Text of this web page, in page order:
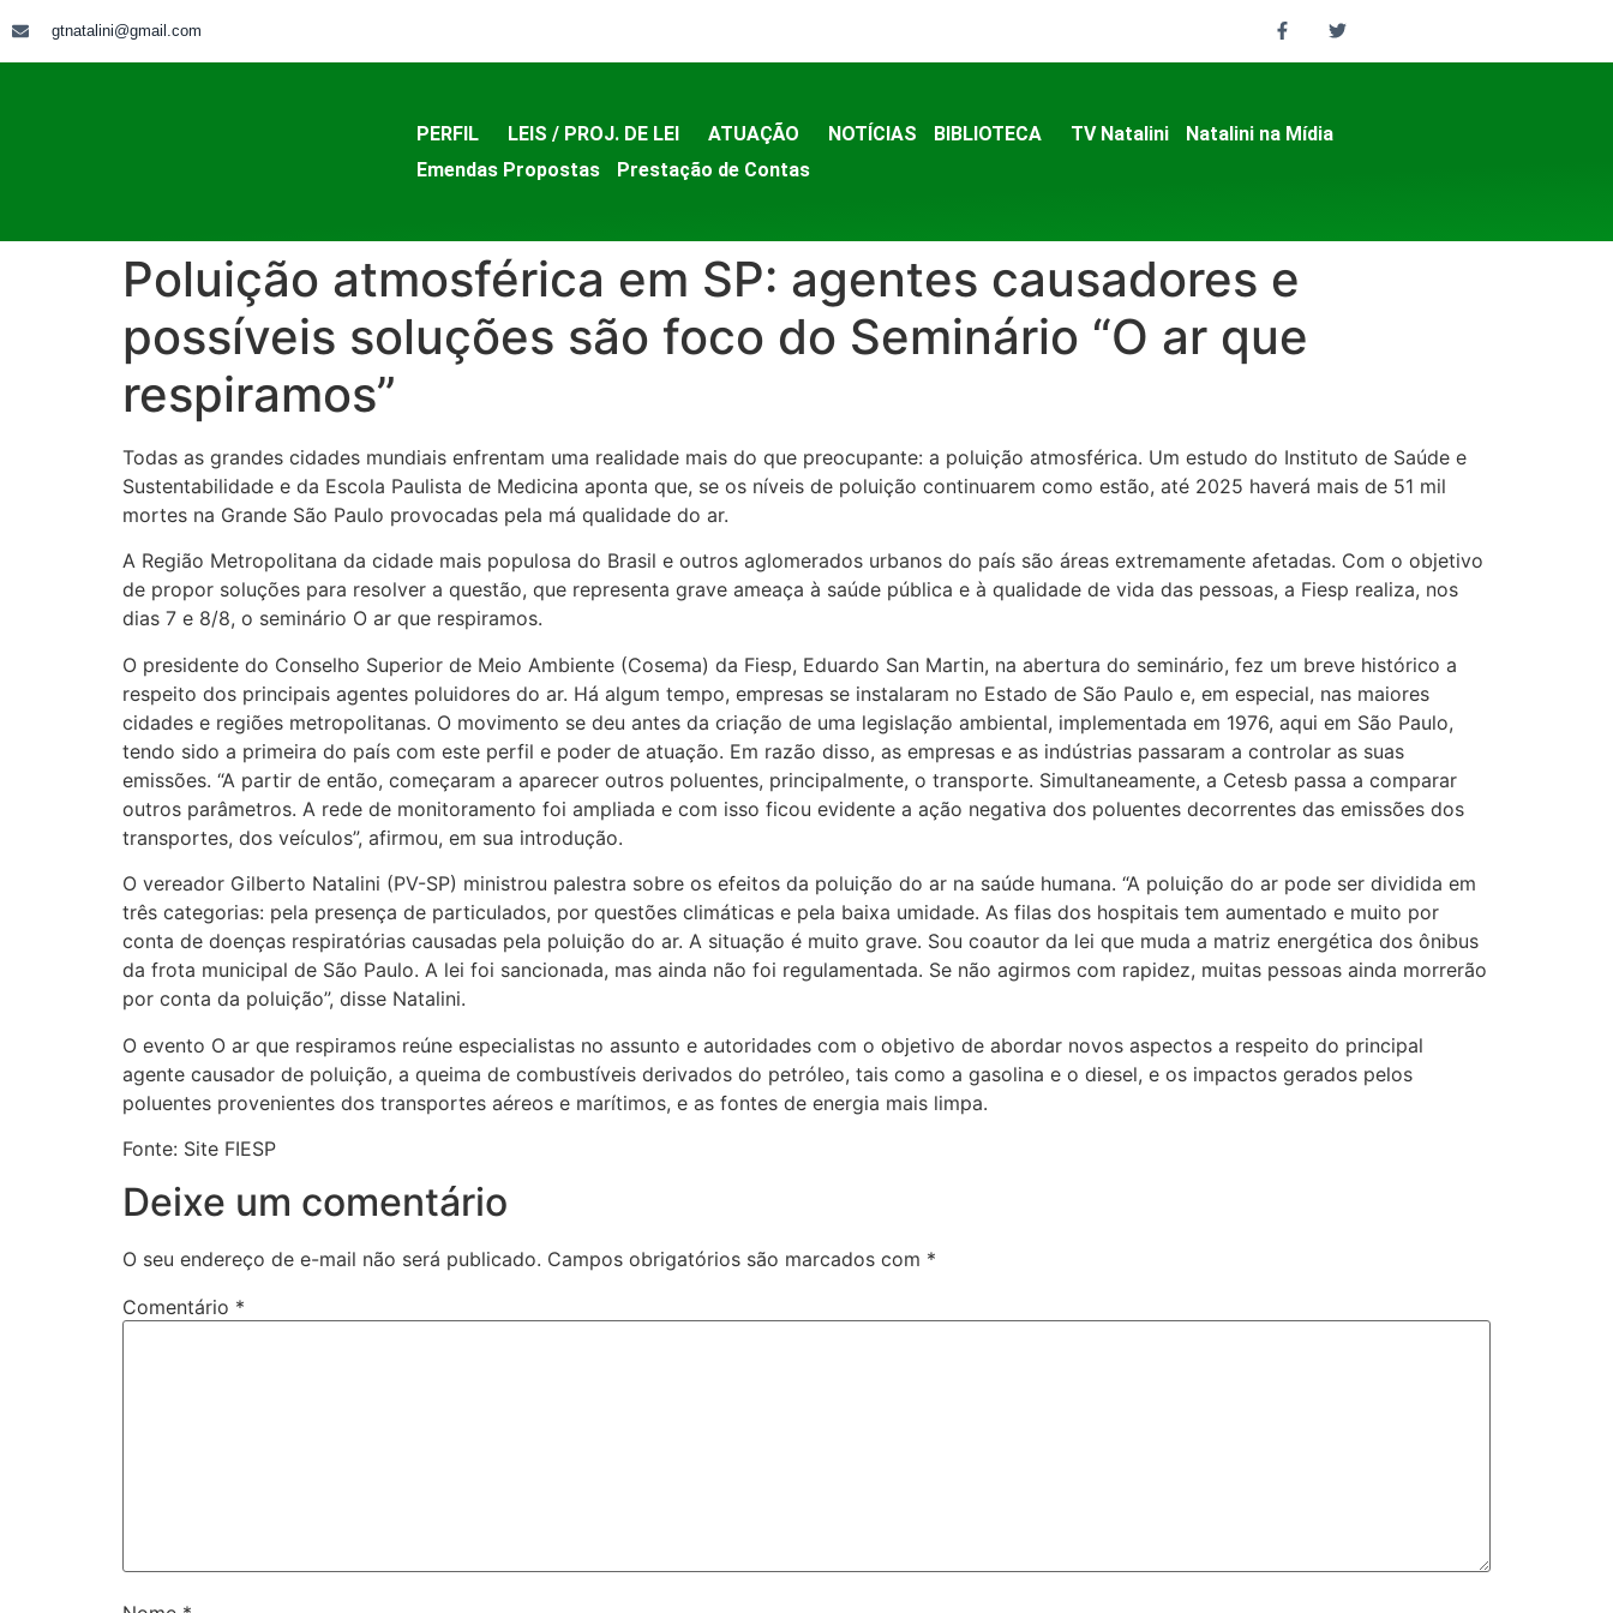
gtnatalini@gmail.com
PERFIL LEIS / PROJ. DE LEI ATUAÇÃO NOTÍCIAS BIBLIOTECA TV Natalini
Natalini na Mídia
Emendas Propostas
Prestação de Contas
Poluição atmosférica em SP: agentes causadores e
possíveis soluções são foco do Seminário “O ar que
respiramos”
Todas as grandes cidades mundiais enfrentam uma realidade mais do que preocupante: a poluição atmosférica. Um estudo do Instituto de Saúde e
Sustentabilidade e da Escola Paulista de Medicina aponta que, se os níveis de poluição continuarem como estão, até 2025 haverá mais de 51 mil
mortes na Grande São Paulo provocadas pela má qualidade do ar.
A Região Metropolitana da cidade mais populosa do Brasil e outros aglomerados urbanos do país são áreas extremamente afetadas. Com o objetivo
de propor soluções para resolver a questão, que representa grave ameaça à saúde pública e à qualidade de vida das pessoas, a Fiesp realiza, nos
dias 7 e 8/8, o seminário O ar que respiramos.
O presidente do Conselho Superior de Meio Ambiente (Cosema) da Fiesp, Eduardo San Martin, na abertura do seminário, fez um breve histórico a
respeito dos principais agentes poluidores do ar. Há algum tempo, empresas se instalaram no Estado de São Paulo e, em especial, nas maiores
cidades e regiões metropolitanas. O movimento se deu antes da criação de uma legislação ambiental, implementada em 1976, aqui em São Paulo,
tendo sido a primeira do país com este perfil e poder de atuação. Em razão disso, as empresas e as indústrias passaram a controlar as suas
emissões. “A partir de então, começaram a aparecer outros poluentes, principalmente, o transporte. Simultaneamente, a Cetesb passa a comparar
outros parâmetros. A rede de monitoramento foi ampliada e com isso ficou evidente a ação negativa dos poluentes decorrentes das emissões dos
transportes, dos veículos”, afirmou, em sua introdução.
O vereador Gilberto Natalini (PV-SP) ministrou palestra sobre os efeitos da poluição do ar na saúde humana. “A poluição do ar pode ser dividida em
três categorias: pela presença de particulados, por questões climáticas e pela baixa umidade. As filas dos hospitais tem aumentado e muito por
conta de doenças respiratórias causadas pela poluição do ar. A situação é muito grave. Sou coautor da lei que muda a matriz energética dos ônibus
da frota municipal de São Paulo. A lei foi sancionada, mas ainda não foi regulamentada. Se não agirmos com rapidez, muitas pessoas ainda morrerão
por conta da poluição”, disse Natalini.
O evento O ar que respiramos reúne especialistas no assunto e autoridades com o objetivo de abordar novos aspectos a respeito do principal
agente causador de poluição, a queima de combustíveis derivados do petróleo, tais como a gasolina e o diesel, e os impactos gerados pelos
poluentes provenientes dos transportes aéreos e marítimos, e as fontes de energia mais limpa.
Fonte: Site FIESP
Deixe um comentário
O seu endereço de e-mail não será publicado. Campos obrigatórios são marcados com *
Comentário *